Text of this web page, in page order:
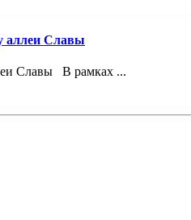
аллеи Славы
Славы В рамках ...